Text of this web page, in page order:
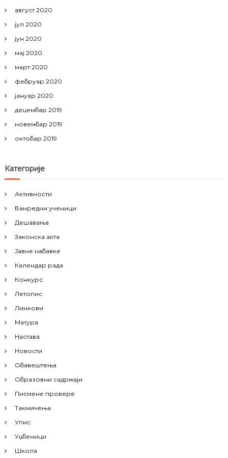
август 2020
јул 2020
јун 2020
мај 2020
март 2020
фебруар 2020
јануар 2020
децембар 2019
новембар 2019
октобар 2019
Категорије
Активности
Ванредни ученици
Дешавања
Законска акта
Јавне набавке
Календар рада
Конкурс
Летопис
Линкови
Матура
Настава
Новости
Обавештења
Образовни садржаји
Писмене провере
Такмичења
Упис
Уџбеници
Школа